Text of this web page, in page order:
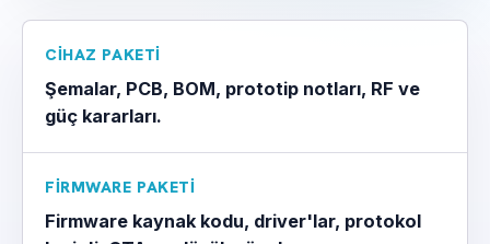
CIHAZ PAKETI
Şemalar, PCB, BOM, prototip notları, RF ve
güç kararları.
FIRMWARE PAKETI
Firmware kaynak kodu, driver'lar, protokol